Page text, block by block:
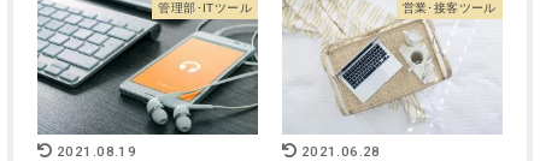
管理部･ITツール
2021.08.19
営業･接客ツール
2021.06.28